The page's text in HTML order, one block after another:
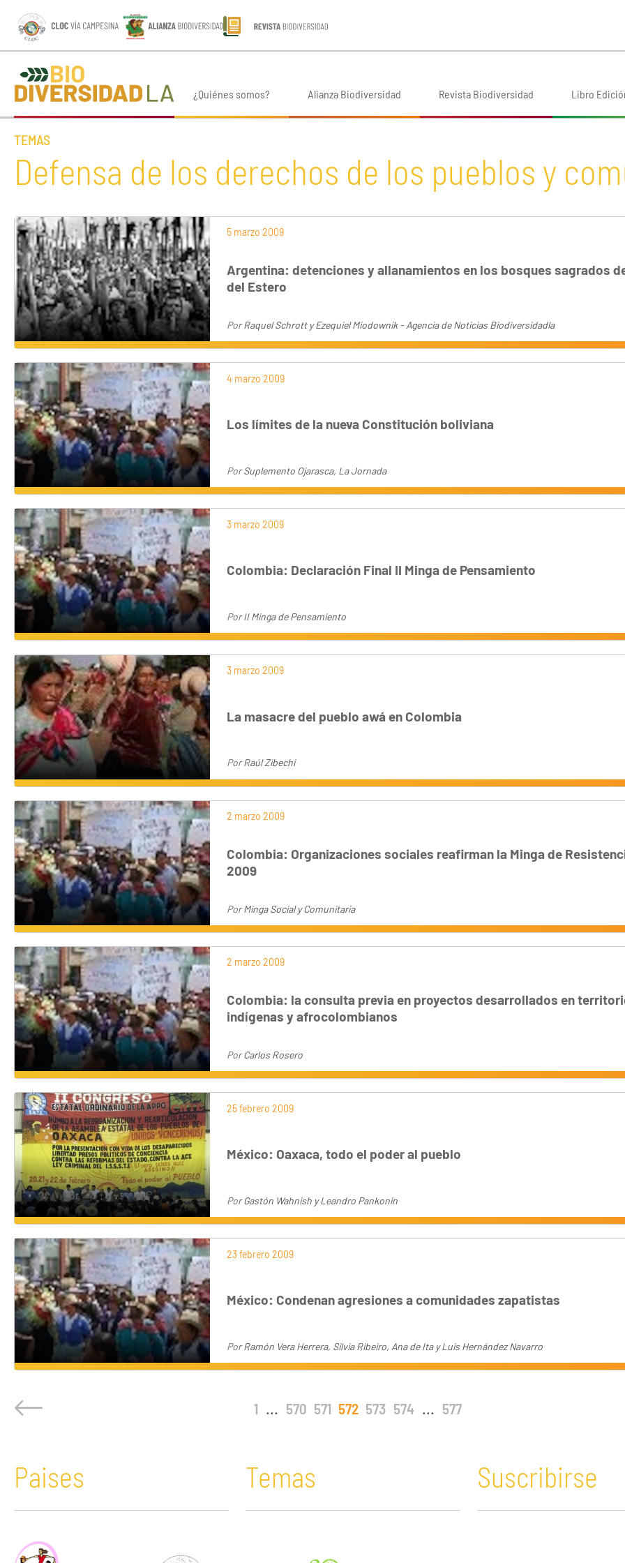
¿Quiénes somos? Alianza Biodiversidad Revista Biodiversidad Libro
TEMAS
Defensa de los derechos de los pueblos y
5 marzo 2009
Argentina: detenciones y allanamientos en los bosques sagrados
del Estero
PorRaquel Schrott y Ezequiel Miodownik - Agencia de Noticias Biodiversidadla
4 marzo 2009
Los límites de la nueva Constitución boliviana
PorSuplemento Ojarasca, La Jornada
3 marzo 2009
Colombia: Declaración Final II Minga de Pensamiento
PorII Minga de Pensamiento
3 marzo 2009
La masacre del pueblo awá en Colombia
PorRaúl Zibechi
2 marzo 2009
Colombia: Organizaciones sociales reafirman la Minga de
2009
PorMinga Social y Comunitaria
2 marzo 2009
Colombia: la consulta previa en proyectos desarrollados en
indígenas y afrocolombianos
PorCarlos Rosero
25 febrero 2009
México: Oaxaca, todo el poder al pueblo
PorGastón Wahnish y Leandro Pankonin
23 febrero 2009
México: Condenan agresiones a comunidades zapatistas
PorRamón Vera Herrera, Silvia Ribeiro, Ana de Ita y Luis Hernández Navarro
1 ... 570 571 572 573 574 ... 577
Paises
África
Temas
Acaparamiento de tierras
Suscribirse